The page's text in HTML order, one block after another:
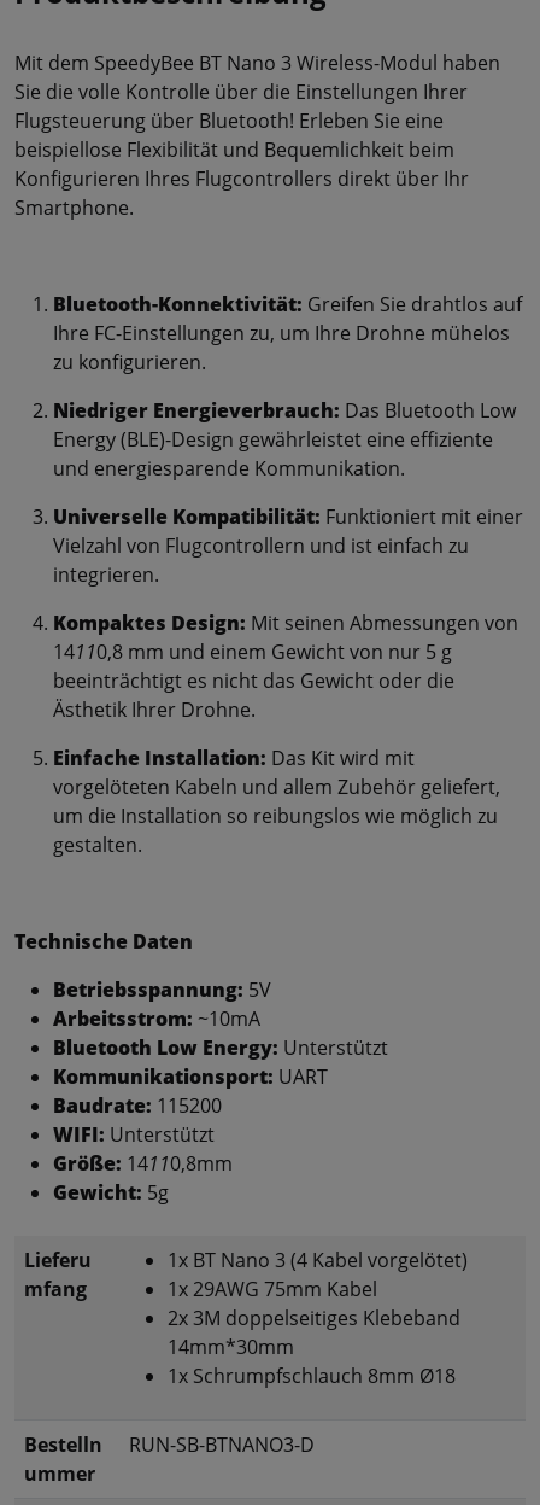
Mit dem SpeedyBee BT Nano 3 Wireless-Modul haben
Sie die volle Kontrolle über die Einstellungen Ihrer
Flugsteuerung über Bluetooth! Erleben Sie eine
beispiellose Flexibilität und Bequemlichkeit beim
Konfigurieren Ihres Flugcontrollers direkt über Ihr
Smartphone.
Bluetooth-Konnektivität: Greifen Sie drahtlos auf
Ihre FC-Einstellungen zu, um Ihre Drohne mühelos
zu konfigurieren.
Niedriger Energieverbrauch: Das Bluetooth Low
Energy (BLE)-Design gewährleistet eine effiziente
und energiesparende Kommunikation.
Universelle Kompatibilität: Funktioniert mit einer
Vielzahl von Flugcontrollern und ist einfach zu
integrieren.
Kompaktes Design: Mit seinen Abmessungen von
14110,8 mm und einem Gewicht von nur 5 g
beeinträchtigt es nicht das Gewicht oder die
Ästhetik Ihrer Drohne.
Einfache Installation: Das Kit wird mit
vorgelöteten Kabeln und allem Zubehör geliefert,
um die Installation so reibungslos wie möglich zu
gestalten.
Technische Daten
Betriebsspannung: 5V
Arbeitsstrom: ~10mA
Bluetooth Low Energy: Unterstützt
Kommunikationsport: UART
Baudrate: 115200
WIFI: Unterstützt
Größe: 14110,8mm
Gewicht: 5g
Lieferu
mfang
1x BT Nano 3 (4 Kabel vorgelötet)
1x 29AWG 75mm Kabel
2x 3M doppelseitiges Klebeband
14mm*30mm
1x Schrumpfschlauch 8mm Ø18
Bestelln
ummer
RUN-SB-BTNANO3-D